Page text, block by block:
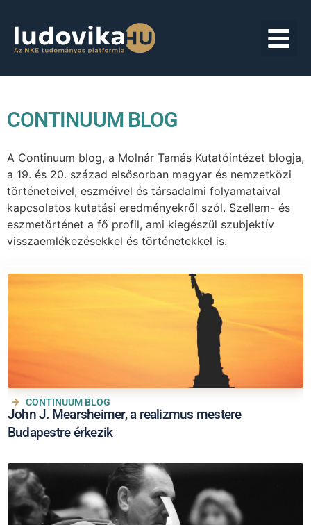
CONTINUUM BLOG
A Continuum blog, a Molnár Tamás Kutatóintézet blogja,
a 19. és 20. század elsősorban magyar és nemzetközi
történeteivel, eszméivel és társadalmi folyamataival
kapcsolatos kutatási eredményekről szól. Szellem- és
eszmetörténet a fő profil, ami kiegészül szubjektív
visszaemlékezésekkel és történetekkel is.
CONTINUUM BLOG
John J. Mearsheimer, a realizmus mestere
Budapestre érkezik